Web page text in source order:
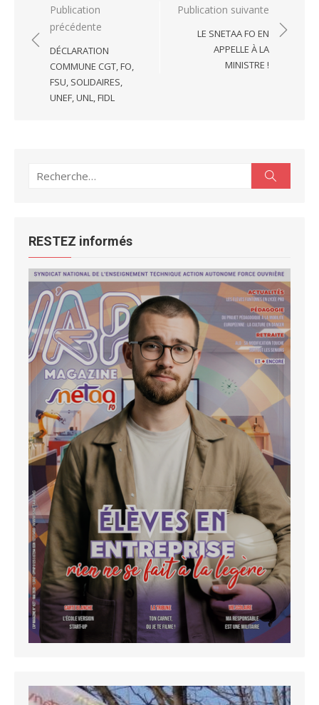
Navigation
de
l’article
Publication
précédente
DÉCLARATION
COMMUNE CGT, FO,
FSU, SOLIDAIRES,
UNEF, UNL, FIDL
Publication suivante
LE SNETAA FO EN
APPELLE À LA
MINISTRE !
Recherche
RESTEZ informés